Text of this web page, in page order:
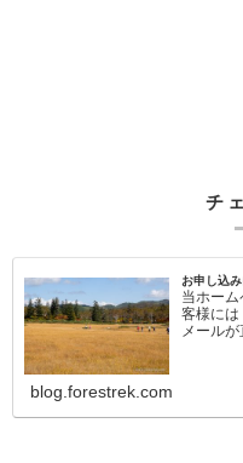
チ
お申し込
当ホー
客様に
メール
blog.forestrek.com